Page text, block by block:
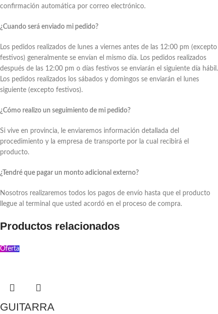
confirmación automática por correo electrónico.
¿Cuando será enviado mi pedido?
Los pedidos realizados de lunes a viernes antes de las 12:00 pm (excepto
festivos) generalmente se envían el mismo día. Los pedidos realizados
después de las 12:00 pm o días festivos se enviarán el siguiente día hábil.
Los pedidos realizados los sábados y domingos se enviarán el lunes
siguiente (excepto festivos).
¿Cómo realizo un seguimiento de mi pedido?
Si vive en provincia, le enviaremos información detallada del
procedimiento y la empresa de transporte por la cual recibirá el
producto.
¿Tendré que pagar un monto adicional externo?
Nosotros realizaremos todos los pagos de envío hasta que el producto
llegue al terminal que usted acordó en el proceso de compra.
Productos relacionados
Oferta
GUITARRA